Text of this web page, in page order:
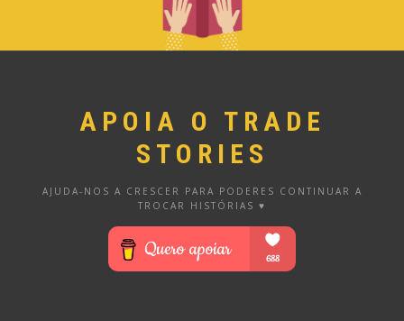
APOIA O TRADE
STORIES
AJUDA-NOS A CRESCER PARA PODERES CONTINUAR A
TROCAR HISTÓRIAS ♥